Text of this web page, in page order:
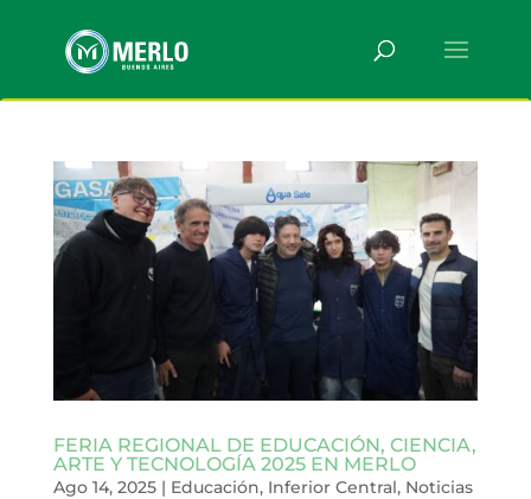
FERIA REGIONAL DE EDUCACIÓN, CIENCIA,
ARTE Y TECNOLOGÍA 2025 EN MERLO
Ago 14, 2025| Educación, Inferior Central, Noticias